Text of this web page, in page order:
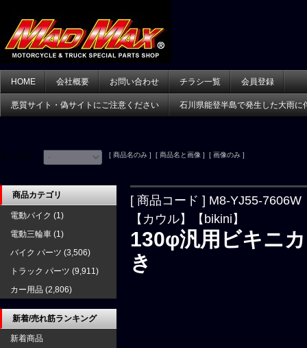
HOME 会社概要 お問い合わせ チラシ一覧 会員登録
悪質サイト・偽サイトにご注意ください 石川県能登半島で発生した大雨に
[ 商品名のみ ] [ 商品名と画像 ] [ 画像のみ ]
[ 商品コード ] M8-YJ55-7606W
【カウル】【bikini】
130φ汎用ビキニ
き
商品カテゴリ
電動バイク (1)
電動三輪車 (1)
バイク パーツ (3,506)
トラック パーツ (9,911)
カー用品 (2,806)
新着/売れ筋ランキング
新着商品